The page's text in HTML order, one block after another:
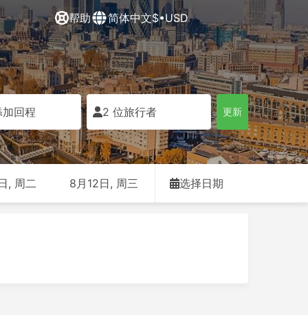
帮助 简体中文$•USD
回程 2 位旅行者 更新
, 周二 8月12日, 周三 选择日期